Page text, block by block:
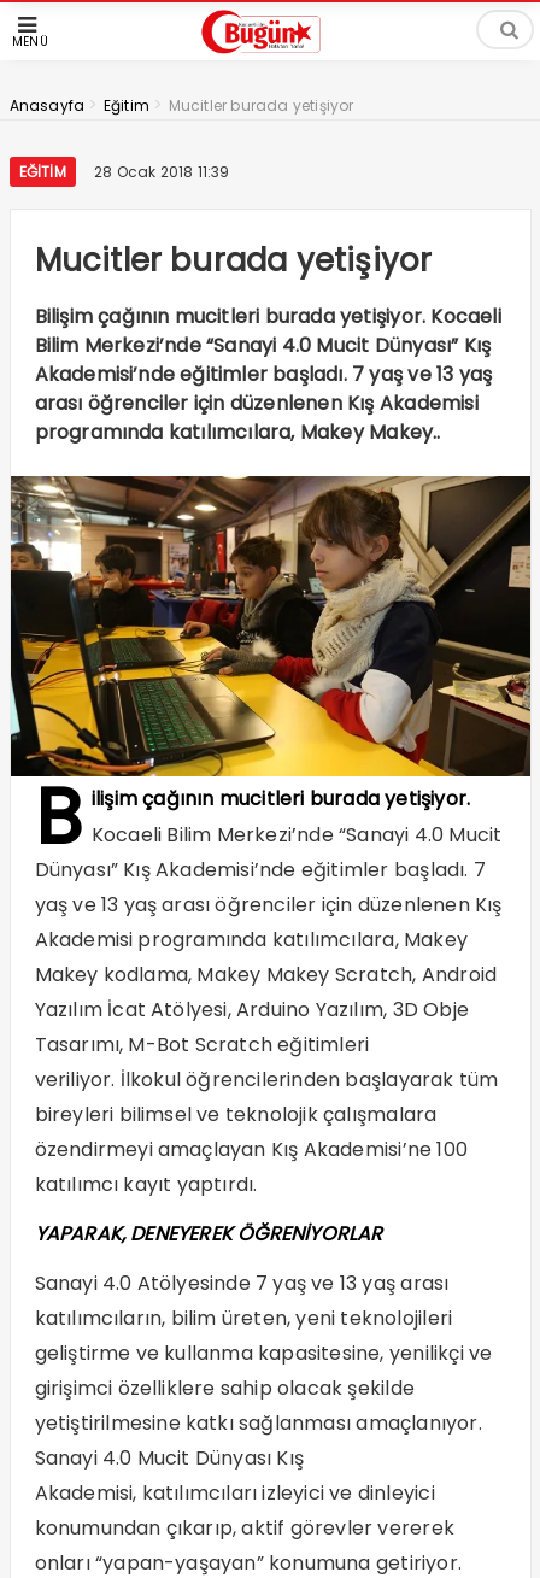
MENÜ
Anasayfa > Eğitim > Mucitler burada yetişiyor
EĞITIM 28 Ocak 2018 11:39
Mucitler burada yetişiyor
Bilişim çağının mucitleri burada yetişiyor. Kocaeli
Bilim Merkezi’nde “Sanayi 4.0 Mucit Dünyası” Kış
Akademisi’nde eğitimler başladı. 7 yaş ve 13 yaş
arası öğrenciler için düzenlenen Kış Akademisi
programında katılımcılara, Makey Makey..
B ilişim çağının mucitleri burada yetişiyor.
Kocaeli Bilim Merkezi’nde “Sanayi 4.0 Mucit
Dünyası” Kış Akademisi’nde eğitimler başladı. 7
yaş ve 13 yaş arası öğrenciler için düzenlenen Kış
Akademisi programında katılımcılara, Makey
Makey kodlama, Makey Makey Scratch, Android
Yazılım İcat Atölyesi, Arduino Yazılım, 3D Obje
Tasarımı, M-Bot Scratch eğitimleri
veriliyor. İlkokul öğrencilerinden başlayarak tüm
bireyleri bilimsel ve teknolojik çalışmalara
özendirmeyi amaçlayan Kış Akademisi’ne 100
katılımcı kayıt yaptırdı.
YAPARAK, DENEYEREK ÖĞRENİYORLAR
Sanayi 4.0 Atölyesinde 7 yaş ve 13 yaş arası
katılımcıların, bilim üreten, yeni teknolojileri
geliştirme ve kullanma kapasitesine, yenilikçi ve
girişimci özelliklere sahip olacak şekilde
yetiştirilmesine katkı sağlanması amaçlanıyor.
Sanayi 4.0 Mucit Dünyası Kış
Akademisi, katılımcıları izleyici ve dinleyici
konumundan çıkarıp, aktif görevler vererek
onları “yapan-yaşayan” konumuna getiriyor.